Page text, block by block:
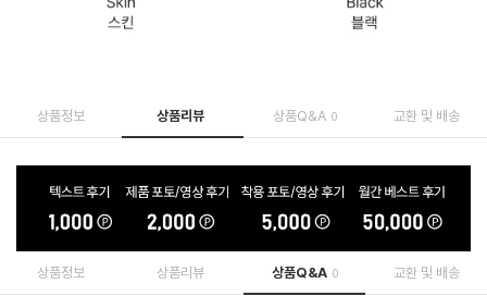
상품정보 상품리뷰 상품Q&A 0 교환 및 배송
상품정보 상품리뷰 상품Q&A 0 교환 및 배송